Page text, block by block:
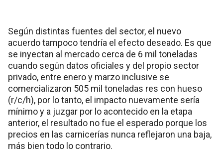
Según distintas fuentes del sector, el nuevo
acuerdo tampoco tendría el efecto deseado. Es que
se inyectan al mercado cerca de 6 mil toneladas
cuando según datos oficiales y del propio sector
privado, entre enero y marzo inclusive se
comercializaron 505 mil toneladas res con hueso
(r/c/h), por lo tanto, el impacto nuevamente sería
mínimo y a juzgar por lo acontecido en la etapa
anterior, el resultado no fue el esperado porque los
precios en las carnicerías nunca reflejaron una baja,
más bien todo lo contrario.